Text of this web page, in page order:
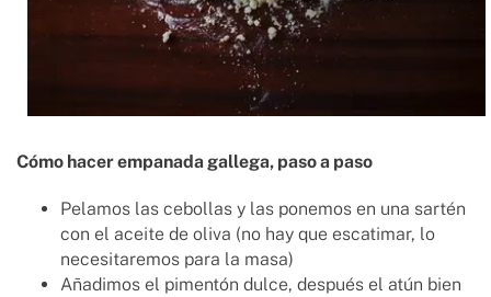
Cómo hacer empanada gallega, paso a paso
Pelamos las cebollas y las ponemos en una sartén
con el aceite de oliva (no hay que escatimar, lo
necesitaremos para la masa)
Añadimos el pimentón dulce, después el atún bien